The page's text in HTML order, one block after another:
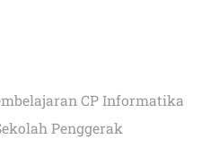
CP Informatika
Penggerak